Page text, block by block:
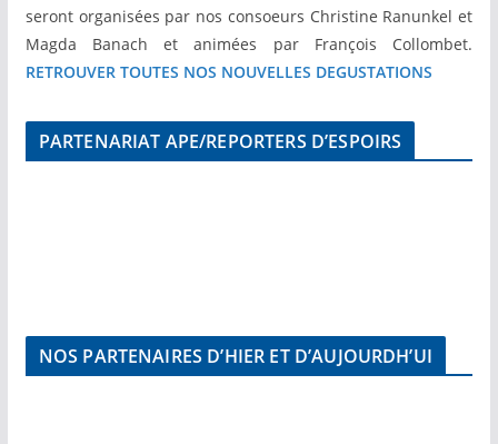
seront organisées par nos consoeurs Christine Ranunkel et
Magda Banach et animées par François Collombet.
RETROUVER TOUTES NOS NOUVELLES DEGUSTATIONS
PARTENARIAT APE/REPORTERS D’ESPOIRS
NOS PARTENAIRES D’HIER ET D’AUJOURDH’UI